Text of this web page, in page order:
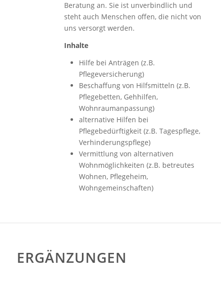
Beratung an. Sie ist unverbindlich und
steht auch Menschen offen, die nicht von
uns versorgt werden.
Inhalte
Hilfe bei Anträgen (z.B.
Pflegeversicherung)
Beschaffung von Hilfsmitteln (z.B.
Pflegebetten, Gehhilfen,
Wohnraumanpassung)
alternative Hilfen bei
Pflegebedürftigkeit (z.B. Tagespflege,
Verhinderungspflege)
Vermittlung von alternativen
Wohnmöglichkeiten (z.B. betreutes
Wohnen, Pflegeheim,
Wohngemeinschaften)
ERGÄNZUNGEN